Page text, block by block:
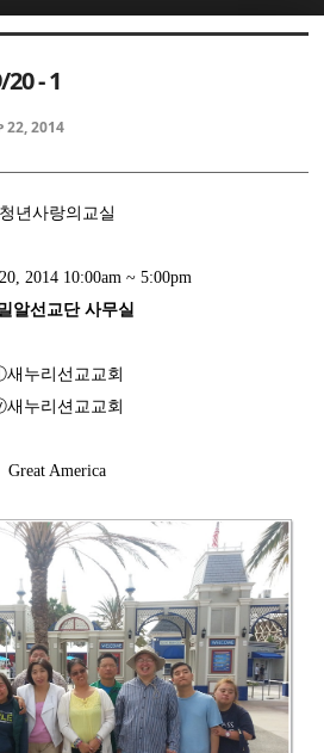
- 1
22, 2014
청년사랑의교실
2014 10:00am ~ 5:00pm
알선교단 사무실
누리선교교회
누리션교교회
Great America
케치북5
스케치북5